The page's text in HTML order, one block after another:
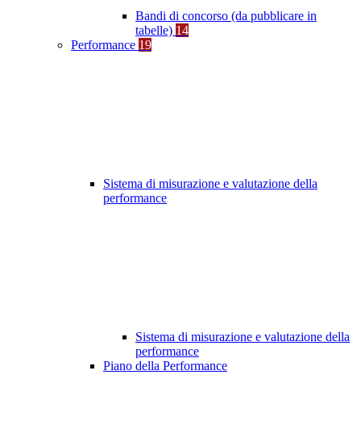
Bandi di concorso (da pubblicare in
tabelle) 14
Performance 19
Sistema di misurazione e valutazione della
performance
Sistema di misurazione e valutazione della
performance
Piano della Performance